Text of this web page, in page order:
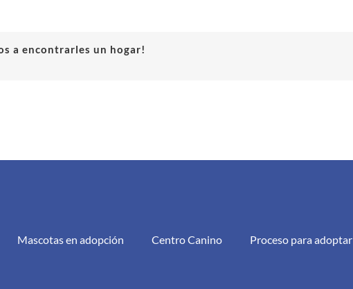
a encontrarles un hogar!
Mascotas en adopción Centro Canino Proceso para adoptar